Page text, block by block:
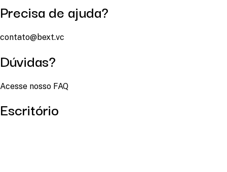
Precisa de ajuda?
contato@bext.vc
Dúvidas?
Acesse nosso FAQ
Escritório